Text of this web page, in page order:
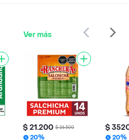
Espumante
Ver más
$ 21.200 $ 26.500
20%
$
20%